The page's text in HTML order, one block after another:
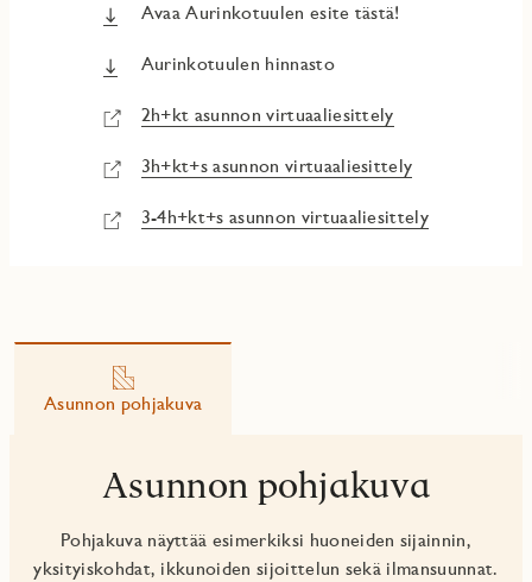
Avaa Aurinkotuulen esite tästä!
Aurinkotuulen hinnasto
2h+kt asunnon virtuaaliesittely
3h+kt+s asunnon virtuaaliesittely
3-4h+kt+s asunnon virtuaaliesittely
Asunnon pohjakuva
Asunnon pohjakuva
Pohjakuva näyttää esimerkiksi huoneiden sijainnin,
yksityiskohdat, ikkunoiden sijoittelun sekä ilmansuunnat.